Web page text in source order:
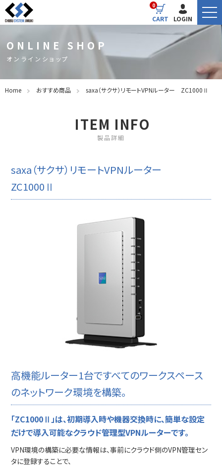
CART
0
LOGIN
ONLINE SHOP
オンラインショップ
Home おすすめ商品 saxa（サクサ）リモートVPNルーター ZC1000Ⅱ
ITEM INFO
製品詳細
saxa（サクサ）リモートVPNルーター
ZC1000Ⅱ
高機能ルーター1台ですべてのワークスペース
のネットワーク環境を構築。
「ZC1000Ⅱ」は、初期導入時や機器交換時に、簡単な設定
だけで導入可能なクラウド管理型VPNルーターです。
VPN環境の構築に必要な情報は、事前にクラウド側のVPN管理セン
タに登録することで、